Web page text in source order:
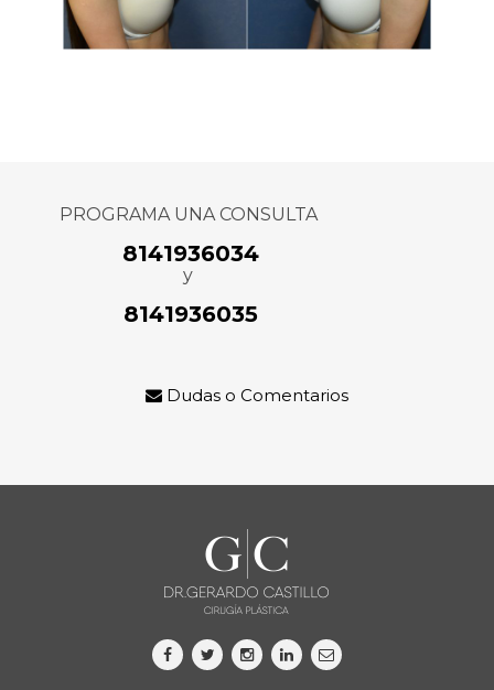
PROGRAMA UNA CONSULTA
8141936034
y
8141936035
Dudas o Comentarios